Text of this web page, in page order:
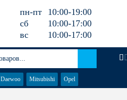
пн-пт 10:00-19:00
сб
10:00-17:00
вс
10:00-17:00
Daewoo Mitsubishi Opel